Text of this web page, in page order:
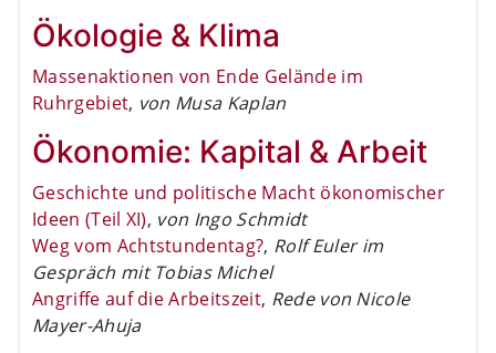
Ökologie & Klima
Massenaktionen von Ende Gelände im
Ruhrgebiet, von Musa Kaplan
Ökonomie: Kapital & Arbeit
Geschichte und politische Macht ökonomischer
Ideen (Teil XI), von Ingo Schmidt
Weg vom Achtstundentag?, Rolf Euler im
Gespräch mit Tobias Michel
Angriffe auf die Arbeitszeit, Rede von Nicole
Mayer-Ahuja